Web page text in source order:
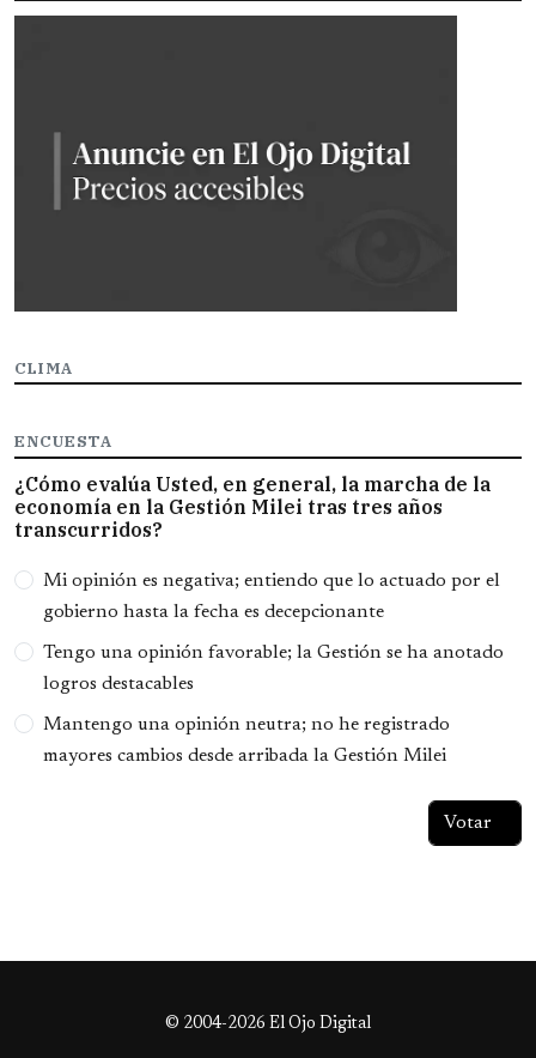
CLIMA
ENCUESTA
¿Cómo evalúa Usted, en general, la marcha de la
economía en la Gestión Milei tras tres años
transcurridos?
Opciones
Mi opinión es negativa; entiendo que lo actuado por el
gobierno hasta la fecha es decepcionante
Tengo una opinión favorable; la Gestión se ha anotado
logros destacables
Mantengo una opinión neutra; no he registrado
mayores cambios desde arribada la Gestión Milei
© 2004-2026 El Ojo Digital